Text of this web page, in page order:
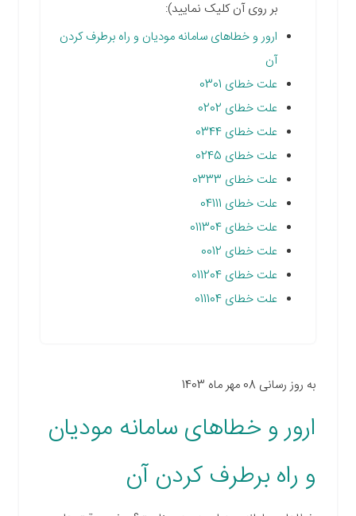
بر روی آن کلیک نمایید):
ارور و خطاهای سامانه مودیان و راه برطرف کردن
آن
علت خطای 0301
علت خطای 0202
علت خطای 0344
علت خطای 0245
علت خطای 0333
علت خطای 04111
علت خطای 011304
علت خطای 0012
علت خطای 011204
علت خطای 011104
به روز رسانی 08 مهر ماه 1403
ارور و خطاهای سامانه مودیان
و راه برطرف کردن آن